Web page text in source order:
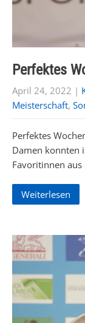
Perfektes
April 24, 2022 |
Meisterschaft,
Perfektes
Damen konnten
Favoritinnen
Weiterlesen